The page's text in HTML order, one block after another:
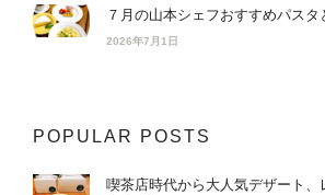
７月の山本シェフおすすめパスタ
2026年7月1日
POPULAR POSTS
喫茶店時代から大人気デザート、